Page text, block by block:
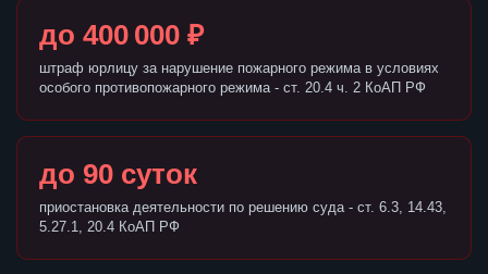
до 400 000 ₽
штраф юрлицу за нарушение пожарного режима в условиях
особого противопожарного режима - ст. 20.4 ч. 2 КоАП РФ
до 90 суток
приостановка деятельности по решению суда - ст. 6.3, 14.43,
5.27.1, 20.4 КоАП РФ